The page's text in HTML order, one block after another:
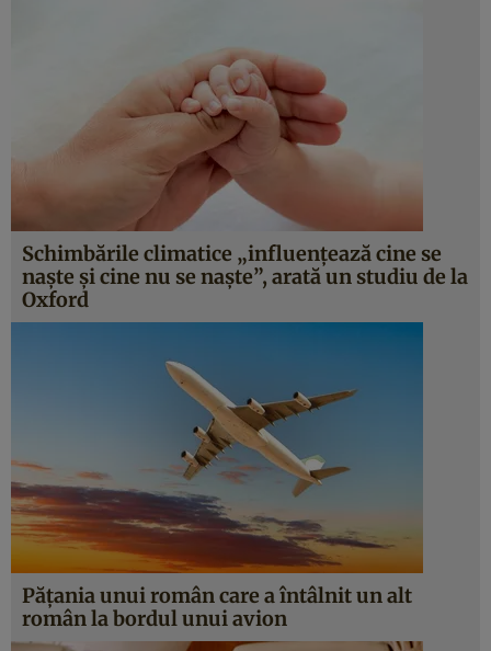
Schimbările climatice „influențează cine se
naște și cine nu se naște”, arată un studiu de la
Oxford
Pățania unui român care a întâlnit un alt
român la bordul unui avion